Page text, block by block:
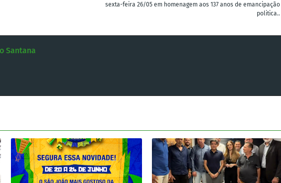
sexta-feira 26/05 em homenagem aos 137 anos de emancipação
politica..
Santana